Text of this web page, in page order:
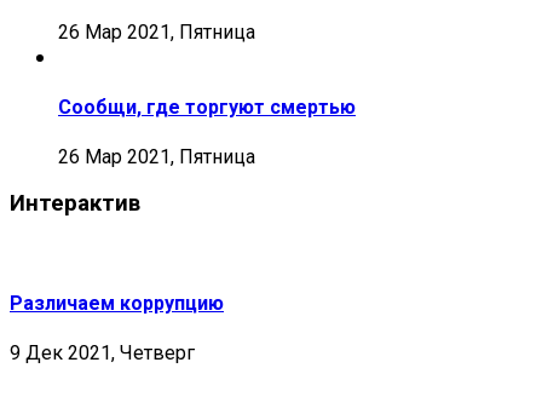
26 Мар 2021, Пятница
Сообщи, где торгуют смертью
26 Мар 2021, Пятница
Интерактив
Различаем коррупцию
9 Дек 2021, Четверг